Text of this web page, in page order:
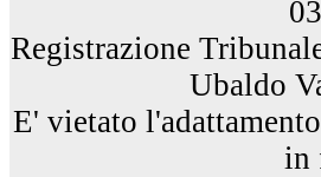
Registrazione
Ubaldo
E' vietato
in